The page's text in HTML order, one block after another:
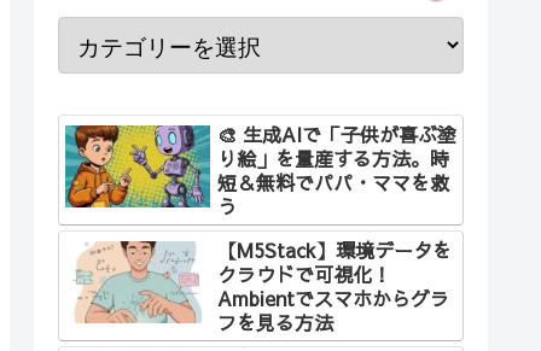
🎨 生成AIで「子供が喜ぶ塗
り絵」を量産する方法。時
短＆無料でパパ・ママを救
う
【M5Stack】環境データを
クラウドで可視化！
Ambientでスマホからグラ
フを見る方法